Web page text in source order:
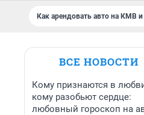
Как арендовать авто на КМВ
ВСЕ НОВОСТИ
Кому признаются в
кому разобьют сердце:
любовный гороскоп на